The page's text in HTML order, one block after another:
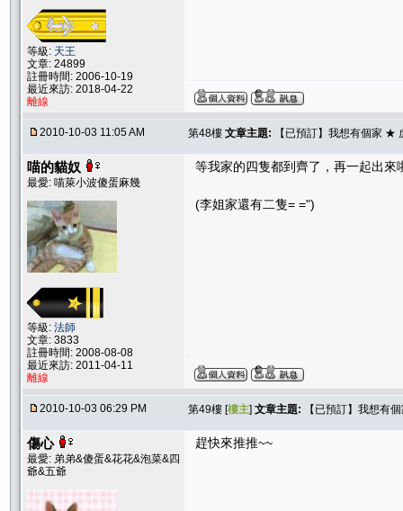
等級: 天王
文章: 24899
註冊時間: 2006-10-19
最近來訪: 2018-04-22
離線
2010-10-03 11:05 AM 第48樓 文章主題: 【已預訂】我想有個家
喵的貓奴
最愛: 喵萊小波傻蛋麻幾
等級: 法師
文章: 3833
註冊時間: 2008-08-08
最近來訪: 2011-04-11
離線
等我家的四隻都到齊了，再一起出來
(李姐家還有二隻= =")
2010-10-03 06:29 PM 第49樓 [樓主] 文章主題: 【已預訂】我想有
傷心
最愛: 弟弟&傻蛋&花花&泡菜&四
爺&五爺
趕快來推推~~